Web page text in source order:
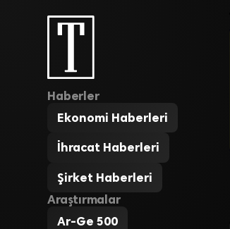
Haberler
Ekonomi Haberleri
İhracat Haberleri
Şirket Haberleri
Araştırmalar
Ar-Ge 500